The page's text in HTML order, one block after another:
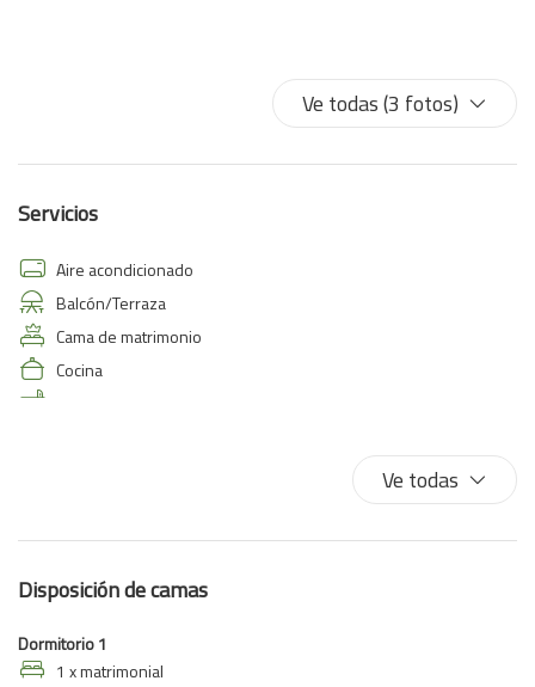
Ve todas (3 fotos)
Servicios
Aire acondicionado
Balcón/Terraza
Cama de matrimonio
Cocina
Plancha para ropa
TV
TV
Vistas al agua
Ve todas
Disposición de camas
Dormitorio 1
1 x matrimonial